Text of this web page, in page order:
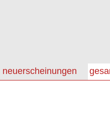
neuerscheinungen